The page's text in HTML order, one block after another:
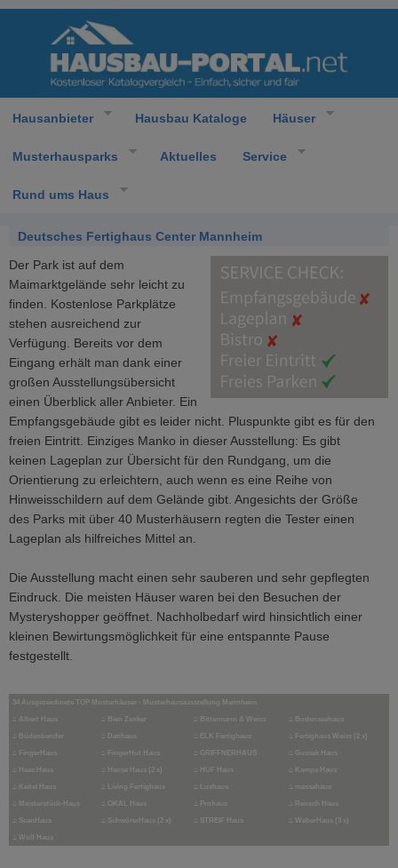
Hausanbieter Hausbau Kataloge Häuser
Musterhausparks Aktuelles Service
Rund ums Haus
Deutsches Fertighaus Center Mannheim
Der Park ist auf dem
Maimarktgelände sehr leicht zu
finden. Kostenlose Parkplätze
stehen ausreichend zur
Verfügung. Bereits vor dem
Eingang erhält man dank einer
großen Ausstellungsübersicht
einen Überblick aller Anbieter. Ein
Empfangsgebäude gibt es leider nicht. Pluspunkte gibt es für den
freien Eintritt. Einziges Manko in dieser Ausstellung: Es gibt
keinen Lageplan zur Übersicht für den Rundgang, um die
Orientierung zu erleichtern, auch wenn es eine Reihe von
Hinweisschildern auf dem Gelände gibt. Angesichts der Größe
des Parks mit über 40 Musterhäusern regten die Tester einen
Lageplan als hilfreiches Mittel an.
Die Ausstellung macht einen sehr sauberen und sehr gepflegten
Eindruck. Die meisten Häuser waren bei den Besuchen der
Mysteryshopper geöffnet. Nachholbedarf wird hinsichtlich einer
kleinen Bewirtungsmöglichkeit für eine entspannte Pause
festgestellt.
34 Ausgezeichnete TOP Musterhäuser - Musterhausausstellung Mannheim
⌂ Albert Haus ⌂ Bien Zenker ⌂ Bittermann & Weiss ⌂ Bodenseehaus
⌂ Büdenbender ⌂ Danhaus ⌂ ELK Fertighaus ⌂ Fertighaus Weiss (2 x)
⌂ FingerHaus ⌂ FingerHut Haus ⌂ GRIFFNERHAUS ⌂ Gussek Haus
⌂ Haas Haus ⌂ Hanse Haus (2 x) ⌂ HUF Haus ⌂ Kampa Haus
⌂ Keitel Haus ⌂ Living Fertighaus ⌂ Luxhaus ⌂ massahaus
⌂ Meisterstück-Haus ⌂ OKAL Haus ⌂ Prohaus ⌂ Rensch Haus
⌂ ScanHaus ⌂ SchwörerHaus (2 x) ⌂ STREIF Haus ⌂ WeberHaus (3 x)
⌂ Wolf Haus